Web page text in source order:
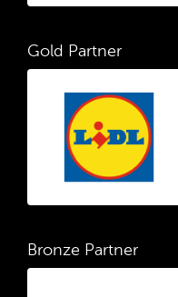
Gold Partner
Bronze Partner